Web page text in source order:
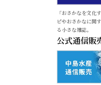
「おさかなを文化
ピやおさかなに関
る小さな雑誌。
公式通信販